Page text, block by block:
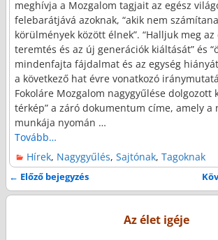
meghívja a Mozgalom tagjait az egész
felebarátjává azoknak, “akik nem
körülmények között élnek”. “Halljuk meg
teremtés és az új generációk kiáltását” és
mindenfajta fájdalmat és az egység
a következő hat évre vonatkozó
Fokoláre Mozgalom nagygyűlése dolgozott
térkép” a záró dokumentum címe, amely a
munkája nyomán …
Tovább…
Hírek, Nagygyűlés,Sajtónak,Tagoknak
Bejegyzés navigáció
← Előző bejegyzés
Az élet igéje